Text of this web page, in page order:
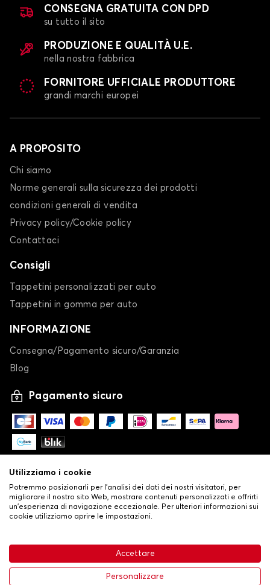
32,53 € Aggiungi al carrello
CONSEGNA GRATUITA CON DPD
su tutto il sito
PRODUZIONE E QUALITÀ U.E.
nella nostra fabbrica
FORNITORE UFFICIALE PRODUTTORE
grandi marchi europei
A PROPOSITO
Chi siamo
Norme generali sulla sicurezza dei prodotti
condizioni generali di vendita
Privacy policy/Cookie policy
Contattaci
Consigli
Tappetini personalizzati per auto
Tappetini in gomma per auto
INFORMAZIONE
Consegna/Pagamento sicuro/Garanzia
Blog
Pagamento sicuro
Condizioni generali di vendita•
Politica sulla privacy e sui cookie•Livraison
Utilizziamo i cookie
Potremmo posizionarli per l'analisi dei dati dei nostri visitatori, per
migliorare il nostro sito Web, mostrare contenuti personalizzati e offrirti
un'esperienza di navigazione eccezionale. Per ulteriori informazioni sui
cookie utilizziamo aprire le impostazioni.
Accettare
Personalizzare